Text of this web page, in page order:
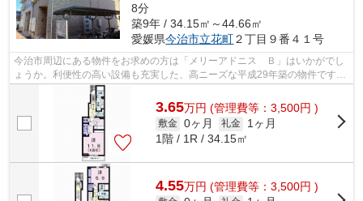
8分
築9年 / 34.15㎡～44.66㎡
愛媛県今治市立花町２丁目９番４１号
今治市周辺にある物件をお求めの方は「メリーアドニス Ｂ」はいかがでし
ょうか。利便性の高い設備も充実した、高ニーズな平成29年築の物件です。
新しい生活のスタートにおすすめなの...
3.65万円 (管理費等：3,500円 )
敷金 0ヶ月 礼金
1ヶ月
1階 / 1R / 34.15㎡
4.55万円 (管理費等：3,500円 )